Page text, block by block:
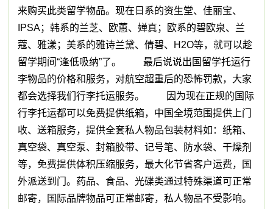
来购买此类留学物品。现在日系的资生堂、佳丽宝、
IPSA；韩系的兰芝、欧蕙、婵真；欧系的碧欧泉、兰
蔻、雅漾；美系的雅诗兰黛、倩碧、H2O等，就可以趁
留学期间“逢低吸纳”了。 最后说说出国留学托运行
李物品的价格和服务，对航空超重后的恐怖罚款，大家
都会选择我们行李托运服务。 因为现在正规的国际
行李托运都可以免费提供纸箱，中国全境范围提供上门
收、送箱服务，提供全套私人物品包装材料如：纸箱、
真空袋、真空泵、封箱胶带、记号笔、防水袋、干燥剂
等，免费提供体积压缩服务，最大化节省客户运费，国
外派送到门。药品、食品、光碟类通过特殊渠道可正常
邮寄，国际品牌物品可正常邮寄，私人物品不受影响。